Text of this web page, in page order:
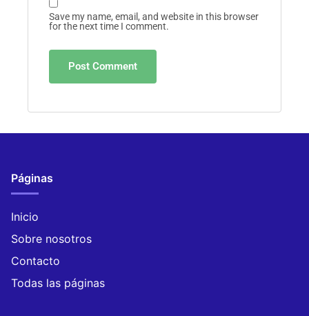
Save my name, email, and website in this browser
for the next time I comment.
Páginas
Inicio
Sobre nosotros
Contacto
Todas las páginas